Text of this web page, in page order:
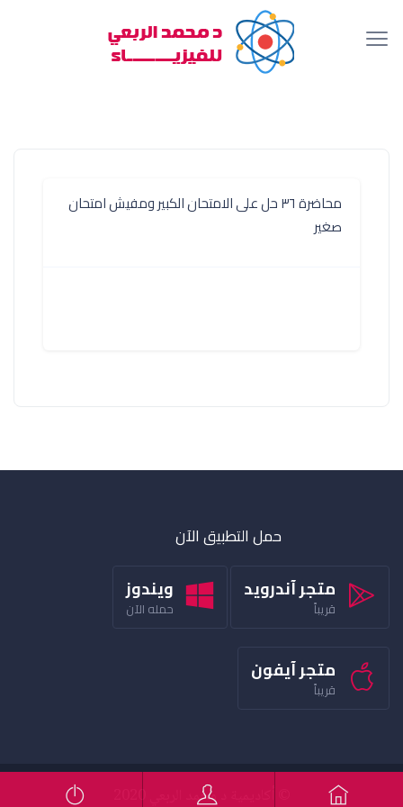
محاضرة ٣٦ حل على الامتحان الكبير ومفيش امتحان
صغير
حمل التطبيق الآن
متجر آندرويد
قريباً
ويندوز
حمله الآن
متجر آيفون
قريباً
© أكاديمية د محمد الربعي 2020